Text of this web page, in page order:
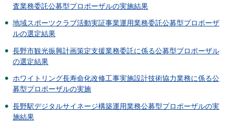
査業務委託公募型プロポーザルの実施結果
地域スポーツクラブ活動実証事業運用業務委託公募型プロポーザ
ルの選定結果
長野市観光振興計画策定支援業務委託に係る公募型プロポーザル
の選定結果
ホワイトリング長寿命化改修工事実施設計技術協力業務に係る公
募型プロポーザルの実施
長野駅デジタルサイネージ構築運用業務公募型プロポーザルの実
施結果